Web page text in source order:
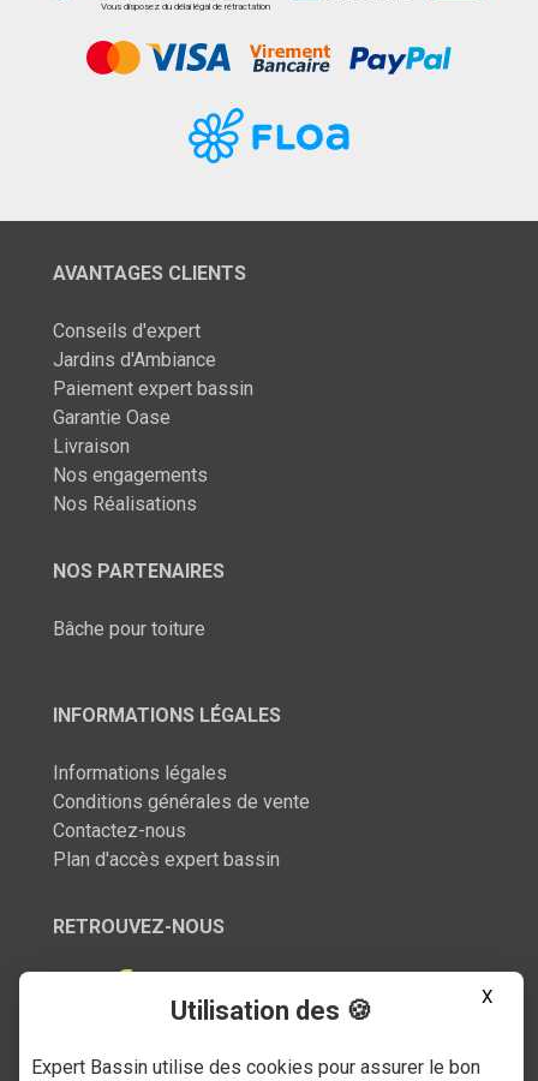
Vous disposez du délai légal de rétractation
AVANTAGES CLIENTS
Conseils d'expert
Jardins d'Ambiance
Paiement expert bassin
Garantie Oase
Livraison
Nos engagements
Nos Réalisations
NOS PARTENAIRES
Bâche pour toiture
INFORMATIONS LÉGALES
Informations légales
Conditions générales de vente
Contactez-nous
Plan d'accès expert bassin
RETROUVEZ-NOUS
X
Utilisation des 🍪
Expert Bassin utilise des cookies pour assurer le bon